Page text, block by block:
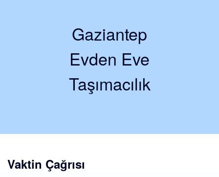
Gaziantep
Evden Eve
Taşımacılık
Vaktin Çağrısı